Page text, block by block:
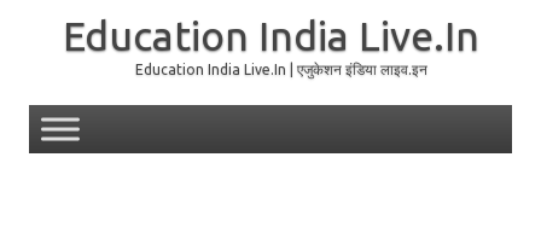
Education India Live.In
Education India Live.In | एजुकेशन इंडिया लाइव.इन